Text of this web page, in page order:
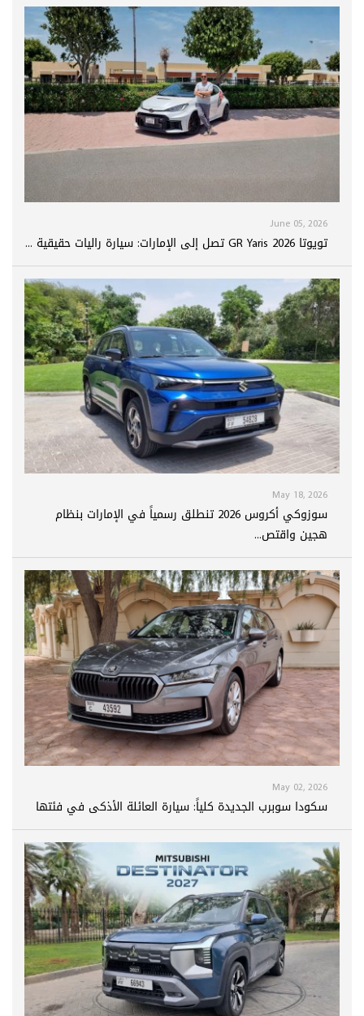
June 05, 2026
تويوتا GR Yaris 2026 تصل إلى الإمارات: سيارة راليات حقيقية ...
May 18, 2026
سوزوكي أكروس 2026 تنطلق رسمياً في الإمارات بنظام
هجين واقتص...
May 02, 2026
سكودا سوبرب الجديدة كلياً: سيارة العائلة الأذكى في فئتها